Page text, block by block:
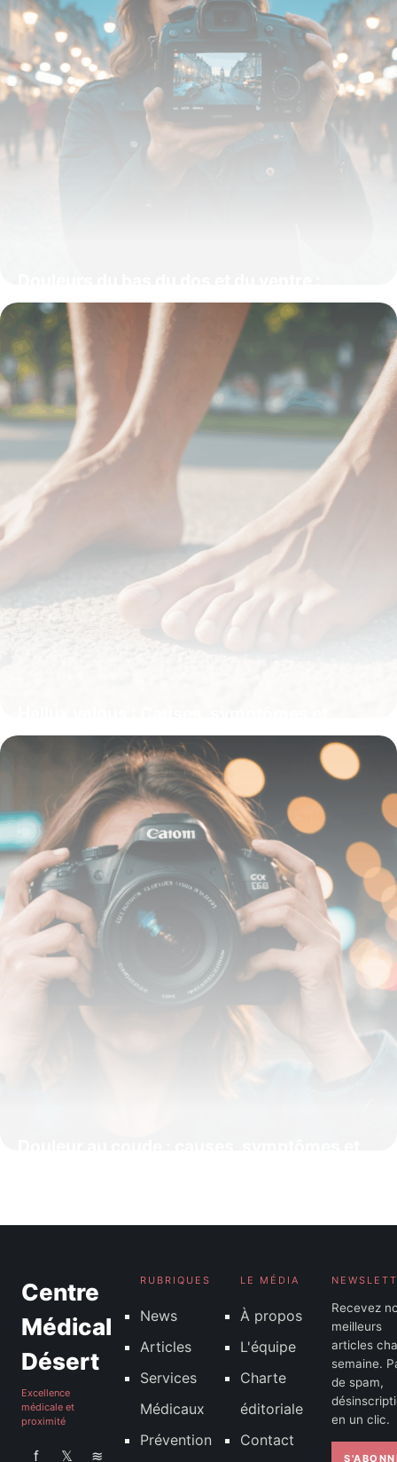
causes et solutions efficaces
16 octobre 2025
solutions efficaces pour soulager la douleur
13 octobre 2025
Centre
Médical
Désert
Excellence
médicale et
proximité
f 𝕏 ≋
RUBRIQUES
News
Articles
Services
Médicaux
Prévention
LE MÉDIA
À propos
L'équipe
Charte
éditoriale
Contact
Recevez
meilleurs
articles
semaine.
de spam,
en un clic.